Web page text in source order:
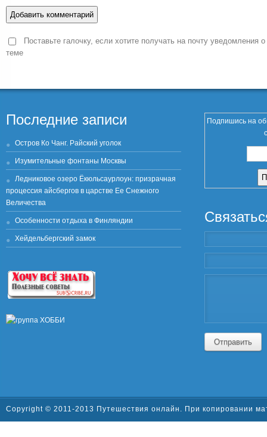
Поставьте галочку, если хотите получать на почту уведомления
теме
Последние записи
Остров Ко Чанг. Райский уголок
Изумительные фонтаны Москвы
Ледниковое озеро Ёкюльсаурлоун: призрачная
процессия айсбергов в царстве Ее Снежного
Величества
Особенности отдыха в Финляндии
Хейдельбергский замок
Подпишись на
Отправить
Copyright © 2011-2013 Путешествия онлайн. При копировании